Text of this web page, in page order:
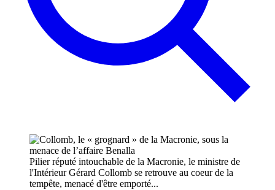
Pilier réputé intouchable de la Macronie, le ministre de
l'Intérieur Gérard Collomb se retrouve au coeur de la
tempête, menacé d'être emporté...